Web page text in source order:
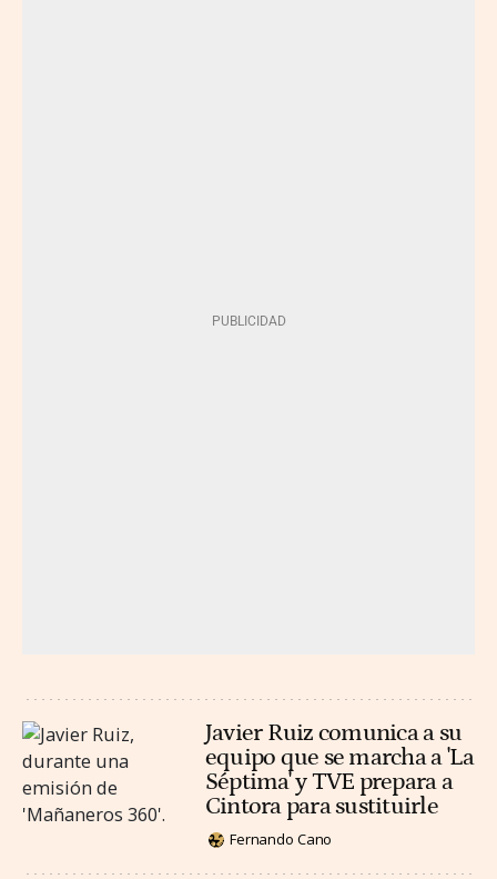
Javier Ruiz comunica a su
equipo que se marcha a 'La
Séptima' y TVE prepara a
Cintora para sustituirle
Fernando Cano